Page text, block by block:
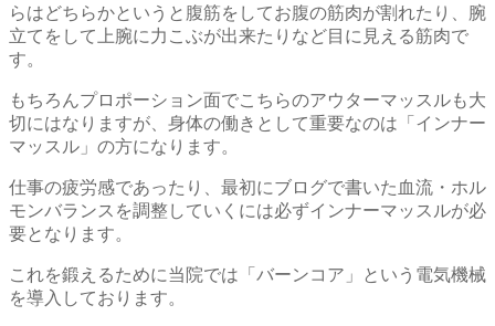
らはどちらかというと腹筋をしてお腹の筋肉が割れたり、腕
立てをして上腕に力こぶが出来たりなど目に見える筋肉で
す。
もちろんプロポーション面でこちらのアウターマッスルも大
切にはなりますが、身体の働きとして重要なのは「インナー
マッスル」の方になります。
仕事の疲労感であったり、最初にブログで書いた血流・ホル
モンバランスを調整していくには必ずインナーマッスルが必
要となります。
これを鍛えるために当院では「バーンコア」という電気機械
を導入しております。